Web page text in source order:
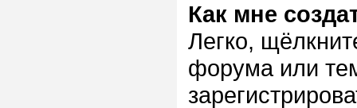
Как мне
Легко,
форума или